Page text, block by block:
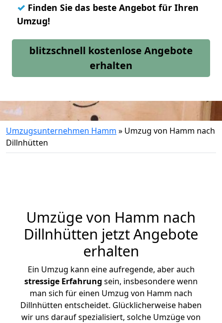
✓ Finden Sie das beste Angebot für Ihren
Umzug!
blitzschnell kostenlose Angebote
erhalten
Umzugsunternehmen Hamm » Umzug von Hamm nach
Dillnhütten
Umzüge von Hamm nach
Dillnhütten jetzt Angebote
erhalten
Ein Umzug kann eine aufregende, aber auch
stressige Erfahrung sein, insbesondere wenn
man sich für einen Umzug von Hamm nach
Dillnhütten entscheidet. Glücklicherweise haben
wir uns darauf spezialisiert, solche Umzüge von